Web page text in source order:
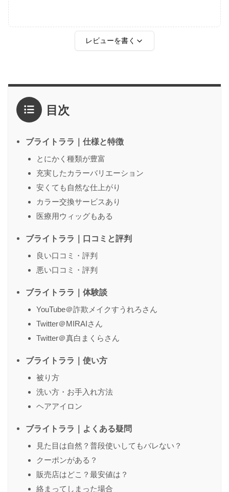
レビューを書く
4点
3点
2点
1点
感想 *
（任意）
目次
ブライトララ｜仕様と特徴
とにかく種類が豊富
充実したカラーバリエーション
安くても自然な仕上がり
カラー交換サービスあり
医療用ウィッグもある
ブライトララ｜口コミと評判
良い口コミ・評判
悪い口コミ・評判
ブライトララ｜体験談
YouTube＠詐欺メイクすうれろさん
Twitter＠MIRAIさん
Twitter＠真白まくらさん
ブライトララ｜使い方
被り方
洗い方・お手入れ方法
ヘアアイロン
ブライトララ｜よくある疑問
見た目は自然？普段使いしてもバレない？
クーポンがある？
販売店はどこ？最安値は？
絡まってしまった場合